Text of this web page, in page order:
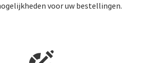
voor uw bestellingen.